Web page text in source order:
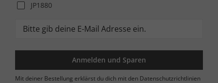
JP1880
Anmelden und Sparen
Mit deiner Bestellung erklärst du dich mit den Datenschutzrichtlinien